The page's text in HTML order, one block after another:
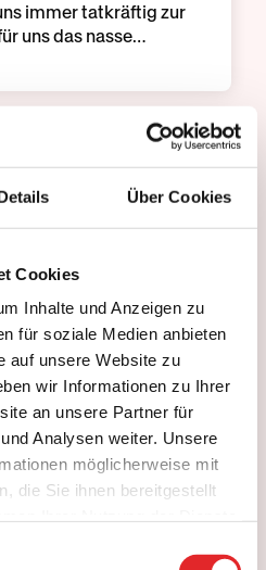
Über Cookies
Cookies
Inhalte und Anzeigen zu
für soziale Medien anbieten
auf unsere Website zu
wir Informationen zu Ihrer
an unsere Partner für
Analysen weiter. Unsere
möglicherweise mit
die Sie ihnen bereitgestellt
immer tatkräftig zur
uns das nasse…
hatten eine wirklich
Kids haben den
Mal bezwungen &
nicht öfter als 30 Mal…
perfekt für uns. Wir